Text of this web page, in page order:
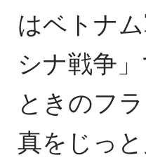
はベトナ
シナ戦争
ときのフ
真をじっ